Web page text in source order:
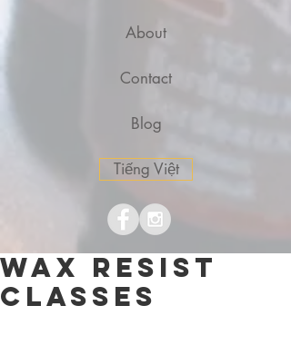
About
Contact
Blog
Tiếng Việt
Wax resist
Classes